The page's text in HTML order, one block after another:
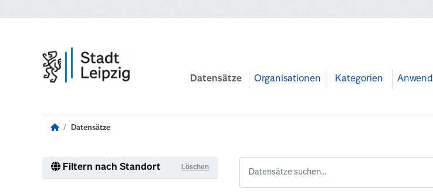
Datensätze Organisationen Kategorien
Datensätze
Filtern nach Standort Löschen